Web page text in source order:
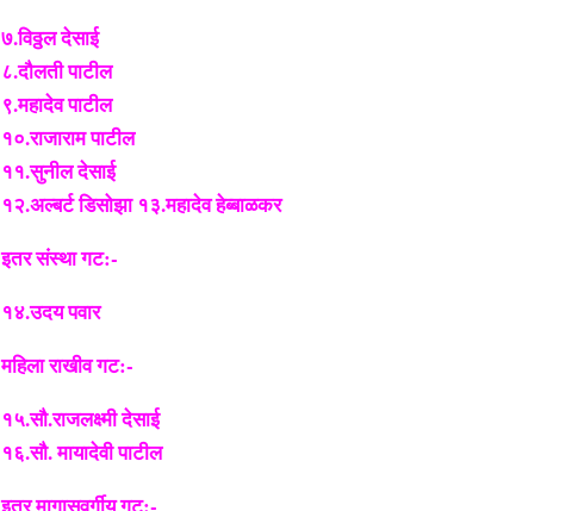
७.विठ्ठल देसाई
८.दौलती पाटील
९.महादेव पाटील
१०.राजाराम पाटील
११.सुनील देसाई
१२.अल्बर्ट डिसोझा १३.महादेव हेब्बाळकर
इतर संस्था गट:-
१४.उदय पवार
महिला राखीव गट:-
१५.सौ.राजलक्ष्मी देसाई
१६.सौ. मायादेवी पाटील